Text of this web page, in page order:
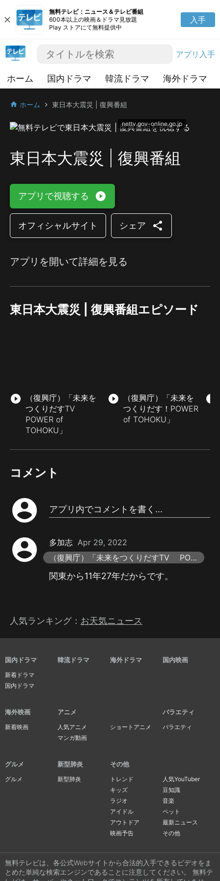
close
無料テレビ：ニュース＆テレビ番組
600本以上の映画＆ドラマ見放題
Play ストアにて無料提供中
入手
アプリ入手
ホーム 国内ドラマ 韓流ドラマ 海外ドラマ
home ホーム chevron_right 東日本大震災 | 復興番組
nettv.gov-online.go.jp
東日本大震災 | 復興番組
アプリで視聴する play_circle_filled
オフィシャルサイト シェア share
アプリを開いて詳細を見る
東日本大震災 | 復興番組エピソード
play_circle_filled
（復興庁）「未来を
つくりだすTV
POWER of
TOHOKU」
play_circle_filled
（復興庁）「未来を
つくりだす！POWER
of TOHOKU」
play_circle_filled
コメント
account_circle アプリ内でコメントを書く...
account_circle 多加志 Apr 29, 2022
（復興庁）「未来をつくりだすTV POWER of TOHOKU」
関東から11年27年だからです。
人気ランキング： お天気ニュース
国内ドラマ
新着ドラマ
国内ドラマ
韓流ドラマ 海外ドラマ 国内映画
海外映画
新着映画
アニメ
人気アニメ
ショートアニメ
マンガ動画
バラエティ
バラエティ
グルメ
グルメ
新型肺炎
新型肺炎
その他
トレンド
人気YouTuber
キッズ
豆知識
ラジオ
音楽
アイドル
ペット
アウトドア
最新ニュース
映画予告
その他
無料テレビは、各公式Webサイトから合法的入手できるビデオをま
とめた単純な検索エンジンであることに注意してください。 無料テ